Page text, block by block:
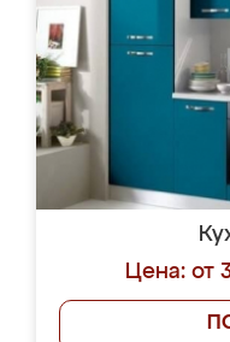
Цена: от